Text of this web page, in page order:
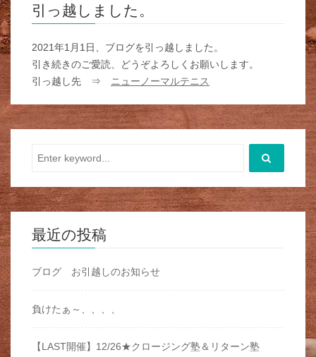
引っ越しました。
2021年1月1日、ブログを引っ越しました。
引き続きのご愛読、どうぞよろしくお願いします。
引っ越し先 ⇒
ニューノーマルテニス
最近の投稿
ブログ お引越しのお知らせ
負けたぁ～、、、、
【LAST開催】12/26★クロージング塾＆リターン塾